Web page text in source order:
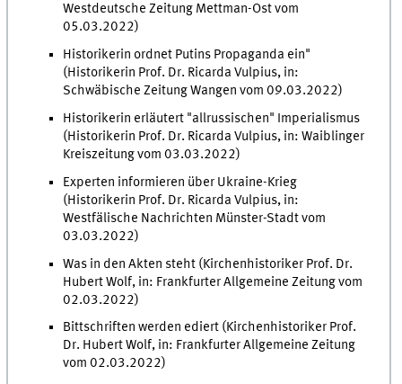
Westdeutsche Zeitung Mettman-Ost vom
05.03.2022)
Historikerin ordnet Putins Propaganda ein"
(Historikerin Prof. Dr. Ricarda Vulpius, in:
Schwäbische Zeitung Wangen vom 09.03.2022)
Historikerin erläutert "allrussischen" Imperialismus
(Historikerin Prof. Dr. Ricarda Vulpius, in: Waiblinger
Kreiszeitung vom 03.03.2022)
Experten informieren über Ukraine-Krieg
(Historikerin Prof. Dr. Ricarda Vulpius, in:
Westfälische Nachrichten Münster-Stadt vom
03.03.2022)
Was in den Akten steht (Kirchenhistoriker Prof. Dr.
Hubert Wolf, in: Frankfurter Allgemeine Zeitung vom
02.03.2022)
Bittschriften werden ediert (Kirchenhistoriker Prof.
Dr. Hubert Wolf, in: Frankfurter Allgemeine Zeitung
vom 02.03.2022)